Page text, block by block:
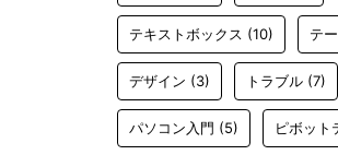
テキストボックス (10) テ
デザイン (3) トラブル (7)
パソコン入門 (5) ピボット